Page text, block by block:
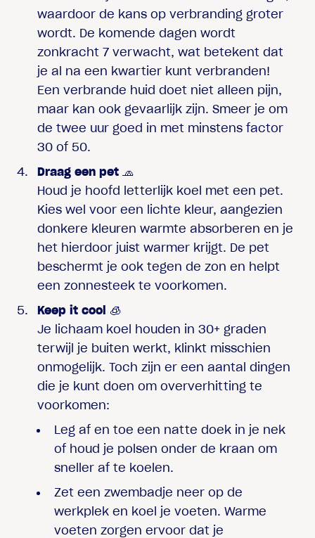
waardoor de kans op verbranding groter
wordt. De komende dagen wordt
zonkracht 7 verwacht, wat betekent dat
je al na een kwartier kunt verbranden!
Een verbrande huid doet niet alleen pijn,
maar kan ook gevaarlijk zijn. Smeer je om
de twee uur goed in met minstens factor
30 of 50.
Draag een pet🧢
Houd je hoofd letterlijk koel met een pet.
Kies wel voor een lichte kleur, aangezien
donkere kleuren warmte absorberen en je
het hierdoor juist warmer krijgt. De pet
beschermt je ook tegen de zon en helpt
een zonnesteek te voorkomen.
Keep it cool 🧊
Je lichaam koel houden in 30+ graden
terwijl je buiten werkt, klinkt misschien
onmogelijk. Toch zijn er een aantal dingen
die je kunt doen om oververhitting te
voorkomen:
Leg af en toe een natte doek in je nek
of houd je polsen onder de kraan om
sneller af te koelen.
Zet een zwembadje neer op de
werkplek en koel je voeten. Warme
voeten zorgen ervoor dat je